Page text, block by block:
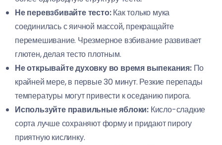
Не перевзбивайте тесто:Как только мука
соединилась с яичной массой, прекращайте
перемешивание. Чрезмерное взбивание развивает
глютен, делая тесто плотным.
Не открывайте духовку во время выпекания:По
крайней мере, в первые 30 минут. Резкие перепады
температуры могут привести к оседанию пирога.
Используйте правильные яблоки: Кисло-сладкие
сорта лучше сохраняют форму и придают пирогу
приятную кислинку.